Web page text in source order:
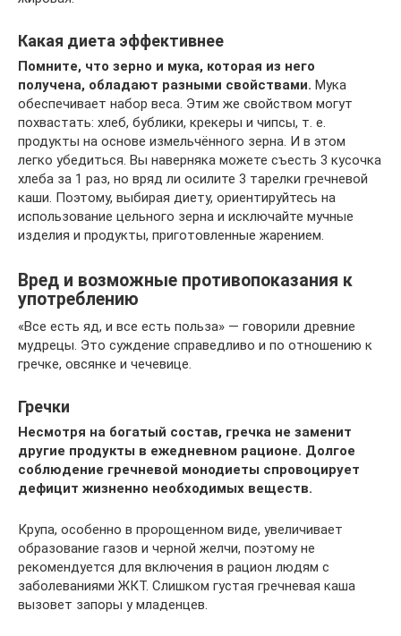
Какая диета эффективнее
Помните, что зерно и мука, которая из него
получена, обладают разными свойствами. Мука
обеспечивает набор веса. Этим же свойством могут
похвастать: хлеб, бублики, крекеры и чипсы, т. е.
продукты на основе измельчённого зерна. И в этом
легко убедиться. Вы наверняка можете съесть 3 кусочка
хлеба за 1 раз, но вряд ли осилите 3 тарелки гречневой
каши. Поэтому, выбирая диету, ориентируйтесь на
использование цельного зерна и исключайте мучные
изделия и продукты, приготовленные жарением.
Вред и возможные противопоказания к
употреблению
«Все есть яд, и все есть польза» — говорили древние
мудрецы. Это суждение справедливо и по отношению к
гречке, овсянке и чечевице.
Гречки
Несмотря на богатый состав, гречка не заменит
другие продукты в ежедневном рационе. Долгое
соблюдение гречневой монодиеты спровоцирует
дефицит жизненно необходимых веществ.
Крупа, особенно в пророщенном виде, увеличивает
образование газов и черной желчи, поэтому не
рекомендуется для включения в рацион людям с
заболеваниями ЖКТ. Слишком густая гречневая каша
вызовет запоры у младенцев.